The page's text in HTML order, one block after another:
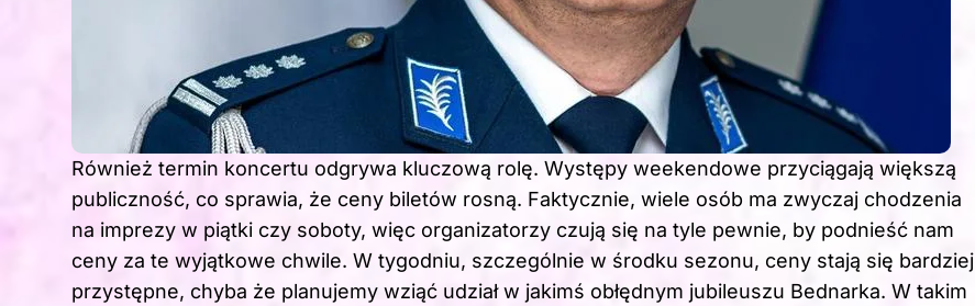
Również termin koncertu odgrywa kluczową rolę. Występy weekendowe przyciągają większą
publiczność, co sprawia, że ceny biletów rosną. Faktycznie, wiele osób ma zwyczaj chodzenia
na imprezy w piątki czy soboty, więc organizatorzy czują się na tyle pewnie, by podnieść nam
ceny za te wyjątkowe chwile. W tygodniu, szczególnie w środku sezonu, ceny stają się bardziej
przystępne, chyba że planujemy wziąć udział w jakimś obłędnym jubileuszu Bednarka. W takim